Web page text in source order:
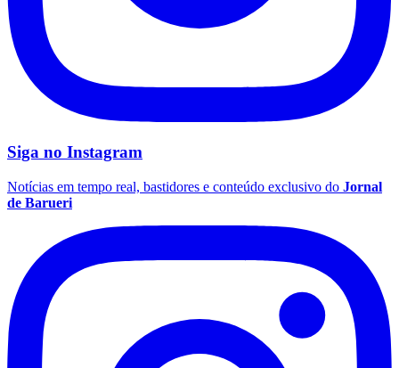
Siga no Instagram
Notícias em tempo real, bastidores e conteúdo exclusivo do Jornal
de Barueri